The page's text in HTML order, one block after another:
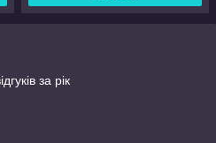
за рік